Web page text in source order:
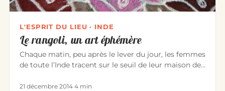
L'ESPRIT DU LIEU · INDE
Le rangoli, un art éphémère
Chaque matin, peu après le lever du jour, les femmes
de toute l’Inde tracent sur le seuil de leur maison des
21 décembre 2014·4 min